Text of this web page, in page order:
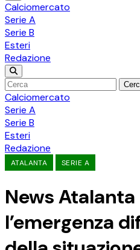
Calciomercato
Serie A
Serie B
Esteri
Redazione
Calciomercato
Serie A
Serie B
Esteri
Redazione
ATALANTA SERIE A
News
l’emergenza